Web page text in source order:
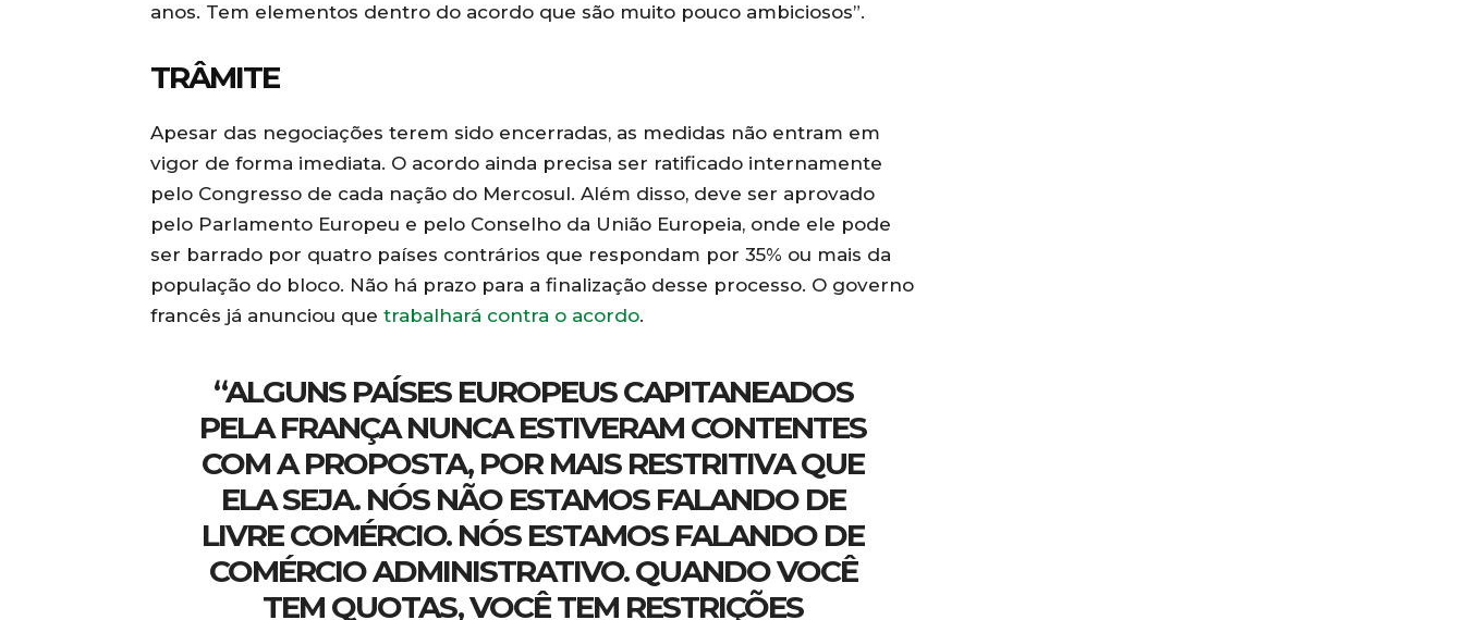
anos. Tem elementos dentro do acordo que são muito pouco ambiciosos”.
TRÂMITE
Apesar das negociações terem sido encerradas, as medidas não entram em
vigor de forma imediata. O acordo ainda precisa ser ratificado internamente
pelo Congresso de cada nação do Mercosul. Além disso, deve ser aprovado
pelo Parlamento Europeu e pelo Conselho da União Europeia, onde ele pode
ser barrado por quatro países contrários que respondam por 35% ou mais da
população do bloco. Não há prazo para a finalização desse processo. O governo
francês já anunciou que trabalhará contra o acordo.
“ALGUNS PAÍSES EUROPEUS CAPITANEADOS
PELA FRANÇA NUNCA ESTIVERAM CONTENTES
COM A PROPOSTA, POR MAIS RESTRITIVA QUE
ELA SEJA. NÓS NÃO ESTAMOS FALANDO DE
LIVRE COMÉRCIO. NÓS ESTAMOS FALANDO DE
COMÉRCIO ADMINISTRATIVO. QUANDO VOCÊ
TEM QUOTAS, VOCÊ TEM RESTRIÇÕES